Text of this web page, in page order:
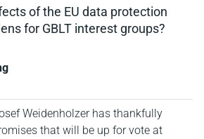
of the EU data protection
for GBLT interest groups?
Weidenholzer has thankfully
that will be up for vote at